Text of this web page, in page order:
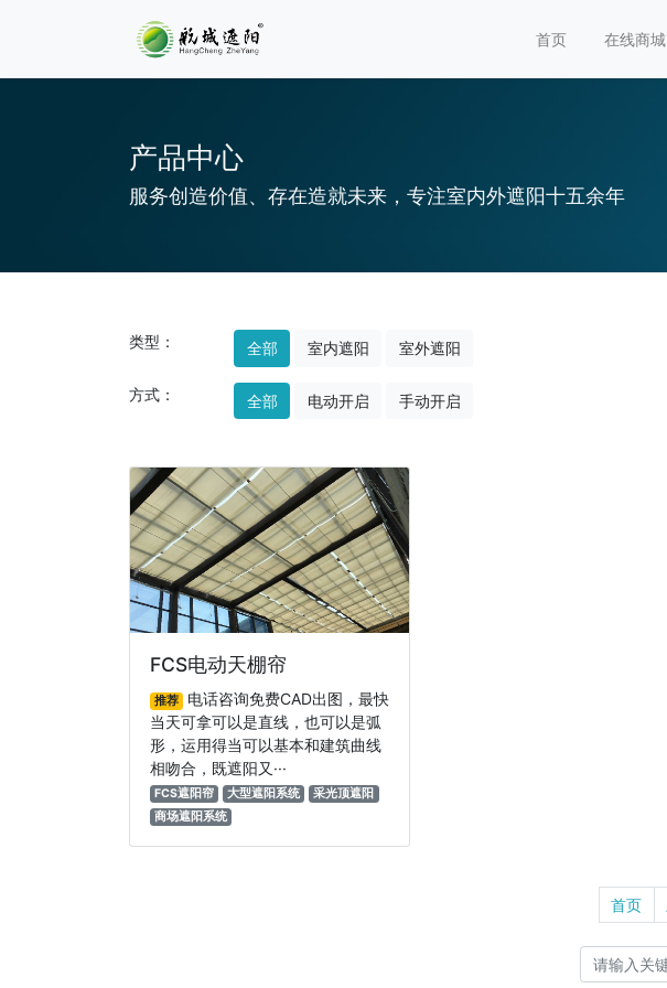
首页 在线商城
产品中心
服务创造价值、存在造就未来，专注室内外遮阳十五余年
类型： 全部 室内遮阳 室外遮阳
方式： 全部 电动开启 手动开启
FCS电动天棚帘
推荐 电话咨询免费CAD出图，最快
当天可拿可以是直线，也可以是弧
形，运用得当可以基本和建筑曲线
相吻合，既遮阳又···
FCS遮阳帘 大型遮阳系统
采光顶遮阳
商场遮阳系统
首页